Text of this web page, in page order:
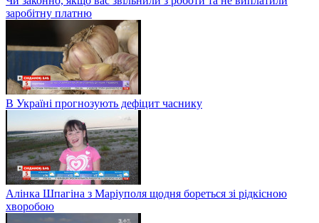
заробітну платню
В Україні прогнозують дефіцит часнику
Алінка Шпагіна з Маріуполя щодня бореться зі рідкісною
хворобою